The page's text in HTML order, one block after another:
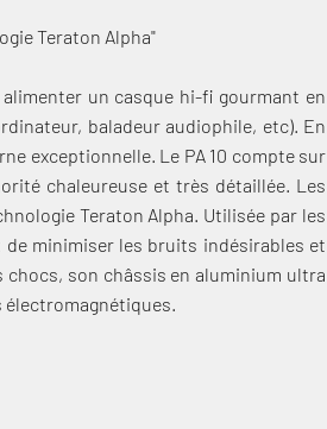
Teraton Alpha"
un casque hi-fi gourmant en
baladeur audiophile, etc). En
exceptionnelle. Le PA 10 compte sur
chaleureuse et très détaillée. Les
Teraton Alpha. Utilisée par les
minimiser les bruits indésirables et
son châssis en aluminium ultra